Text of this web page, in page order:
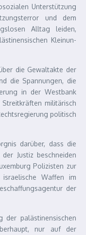
Unterstützung
und dem
Alltag leiden,
Kleinun­
die Gewaltakte der
die Spannungen, die
in der Westbank
militärisch
politisch
darüber, dass die
Justiz beschneiden
Polizisten zur
Waffen im
der
der palästinensischen
nur auf der